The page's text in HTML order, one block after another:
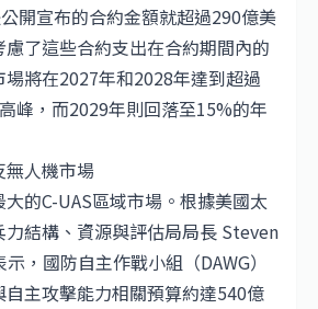
開宣布的合約金額就超過290億美
了這些合約支出在合約期間內的
將在2027年和2028年達到超過
峰，而2029年則回落至15%的年
人機市場
的C-UAS區域市場。根據美國太
力結構、資源與評估局局長 Steven
，國防自主作戰小組（DAWG）
主攻擊能力相關預算約達540億